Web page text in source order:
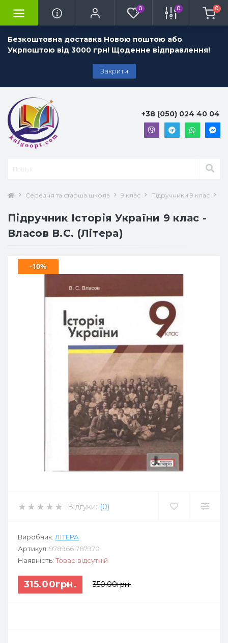
Безкоштовна доставка Новою поштою або
Укрпоштою від 3000 грн! Щоденне відправлення!
Закрити
0 0 0
+38 (050) 024 40 04
Середня та старша школа 9 клас Підручники 9 клас
Підручник Історія України 9 клас -
Власов В.С. (Літера)
-10%
Відгуки: (0)
Виробник: ЛІТЕРА
Артикул: 9789661787970
Наявність: Товар відсутній
315.00грн. 350.00грн.